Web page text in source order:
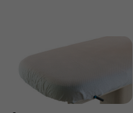
ElmTree: официальный
бренда LEMI
Lemi — итальянский бренд
оборудования для spa, медицины и
Производство 100% в Италии,
индивидуализация и сервис на весь